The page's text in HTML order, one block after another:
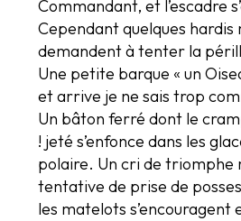
Commandant, et l’escadre
Cependant quelques hardis
demandent à tenter la
Une petite barque « un
et arrive je ne sais trop
Un bâton ferré dont le
! jeté s’enfonce dans les
polaire. Un cri de triomphe
tentative de prise de
les matelots s’encouragent